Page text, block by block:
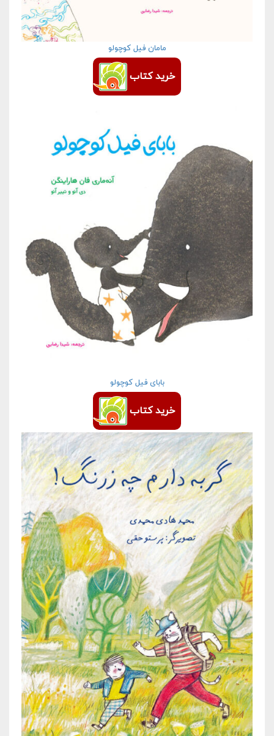
مامان فیل کوچولو
خرید کتاب
بابای فیل کوچولو
خرید کتاب